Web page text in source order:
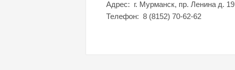
Адрес: г. Мурманск, пр. Ленина д. 19
Телефон: 8 (8152) 70-62-62